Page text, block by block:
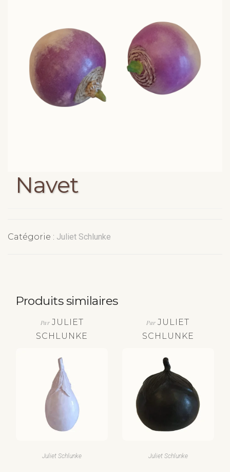
Navet
Catégorie : Juliet Schlunke
Produits similaires
Par JULIET
SCHLUNKE
Juliet Schlunke
ParJULIET
SCHLUNKE
Juliet Schlunke